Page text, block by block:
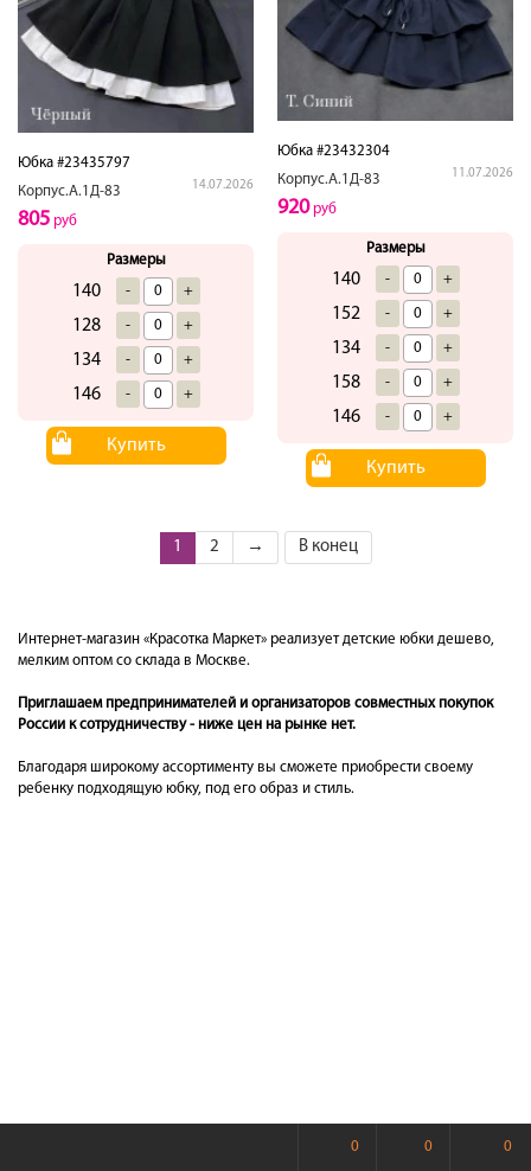
Юбка #23435797
Корпус.А.1Д-83
14.07.2026
805 руб
Размеры
140 - +
128 - +
134 - +
146 - +
Купить
Юбка #23432304
Корпус.А.1Д-83
11.07.2026
920руб
Размеры
140 - +
152 - +
134 - +
158 - +
146 - +
Купить
1 2 → В конец
Интернет-магазин «Красотка Маркет» реализует детские юбки дешево,
мелким оптом со склада в Москве.
Приглашаем предпринимателей и организаторов совместных покупок
России к сотрудничеству - ниже цен на рынке нет.
Благодаря широкому ассортименту вы сможете приобрести своему
ребенку подходящую юбку, под его образ и стиль.
0 0 0